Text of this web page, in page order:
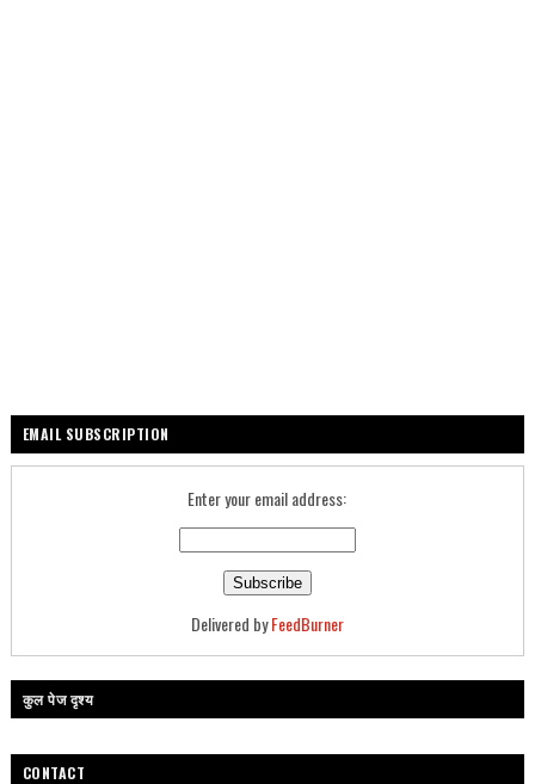
EMAIL SUBSCRIPTION
Enter your email address:
Delivered byFeedBurner
कुल पेज दृश्य
CONTACT